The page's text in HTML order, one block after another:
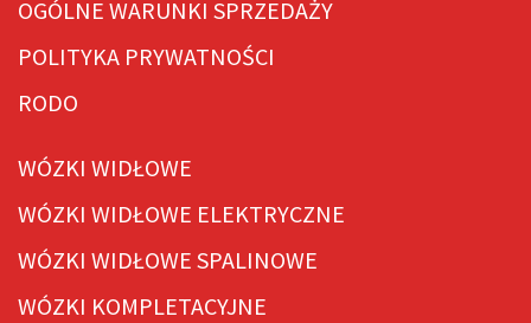
OGÓLNE WARUNKI SPRZEDAŻY
POLITYKA PRYWATNOŚCI
RODO
WÓZKI WIDŁOWE
WÓZKI WIDŁOWE ELEKTRYCZNE
WÓZKI WIDŁOWE SPALINOWE
WÓZKI KOMPLETACYJNE